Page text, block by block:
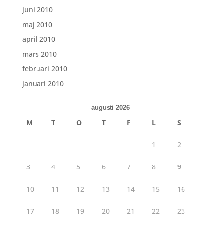
juni 2010
maj 2010
april 2010
mars 2010
februari 2010
januari 2010
augusti 2026
M T O T F L S
1 2
3 4 5 6 7 8 9
10 11 12 13 14 15 16
17 18 19 20 21 22 23